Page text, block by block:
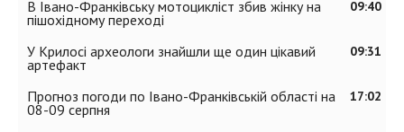
09:40
В Івано-Франківську мотоцикліст збив жінку на
пішохідному переході
09:31
У Крилосі археологи знайшли ще один цікавий
артефакт
17:02
Прогноз погоди по Івано-Франківській області на
08-09 серпня